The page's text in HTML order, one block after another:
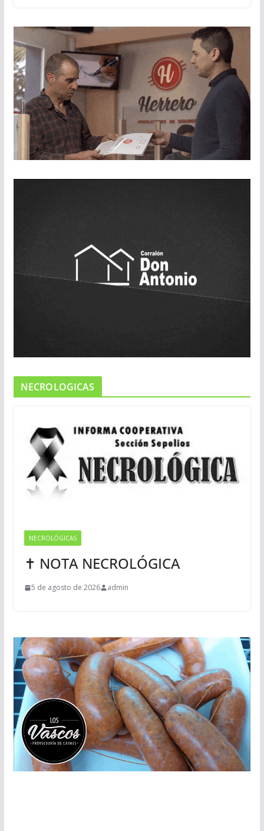
NECROLOGICAS
NECROLÓGICAS
✝ NOTA NECROLÓGICA
5 de agosto de 2026 admin